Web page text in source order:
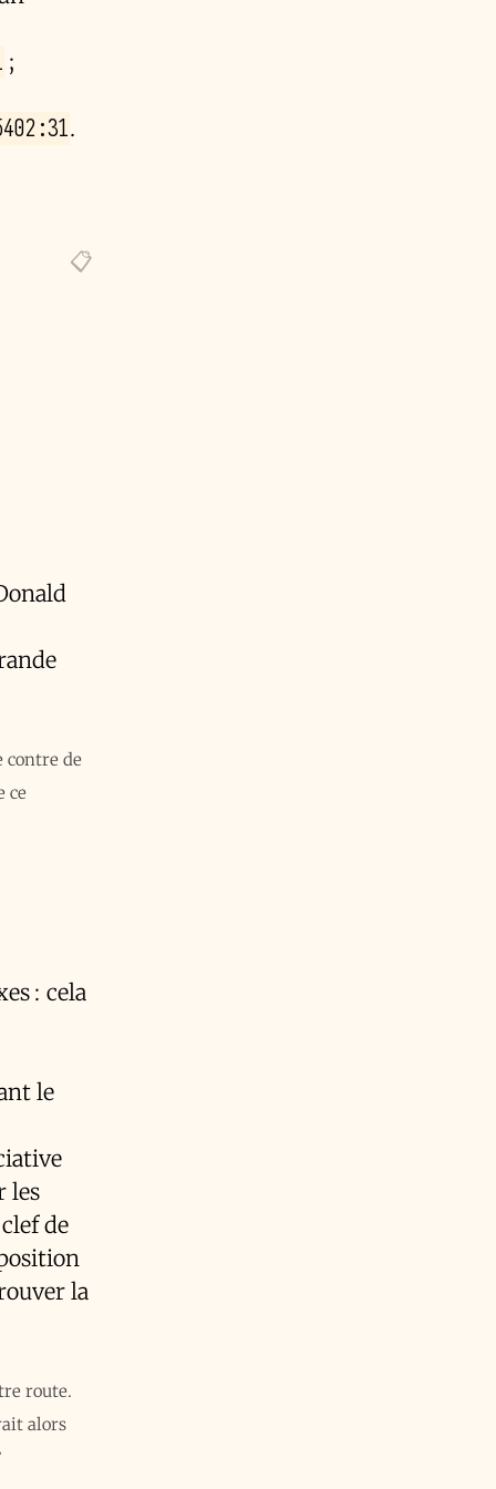
;
.
de
ce
: cela
le
les
de
la
route.
alors